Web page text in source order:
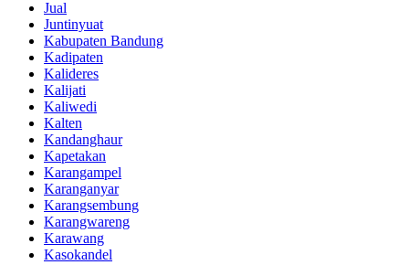
Jual
Juntinyuat
Kabupaten Bandung
Kadipaten
Kalideres
Kalijati
Kaliwedi
Kalten
Kandanghaur
Kapetakan
Karangampel
Karanganyar
Karangsembung
Karangwareng
Karawang
Kasokandel